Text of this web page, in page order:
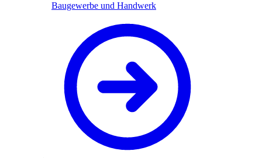
Baugewerbe und Handwerk